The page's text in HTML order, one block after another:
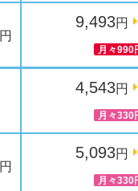
円
9,493円
月々990
4,543円
月々330
円
5,093円
月々330